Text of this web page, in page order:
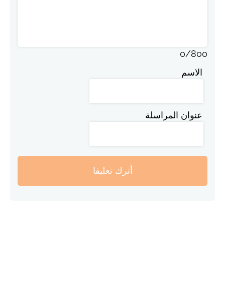
0/800
الاسم
عنوان المراسلة
أترك تعليقا